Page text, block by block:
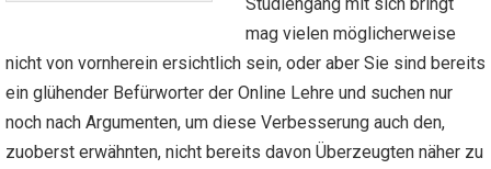
mag vielen möglicherweise
nicht von vornherein ersichtlich sein, oder aber Sie sind bereits
ein glühender Befürworter der Online Lehre und suchen nur
noch nach Argumenten, um diese Verbesserung auch den,
zuoberst erwähnten, nicht bereits davon Überzeugten näher zu